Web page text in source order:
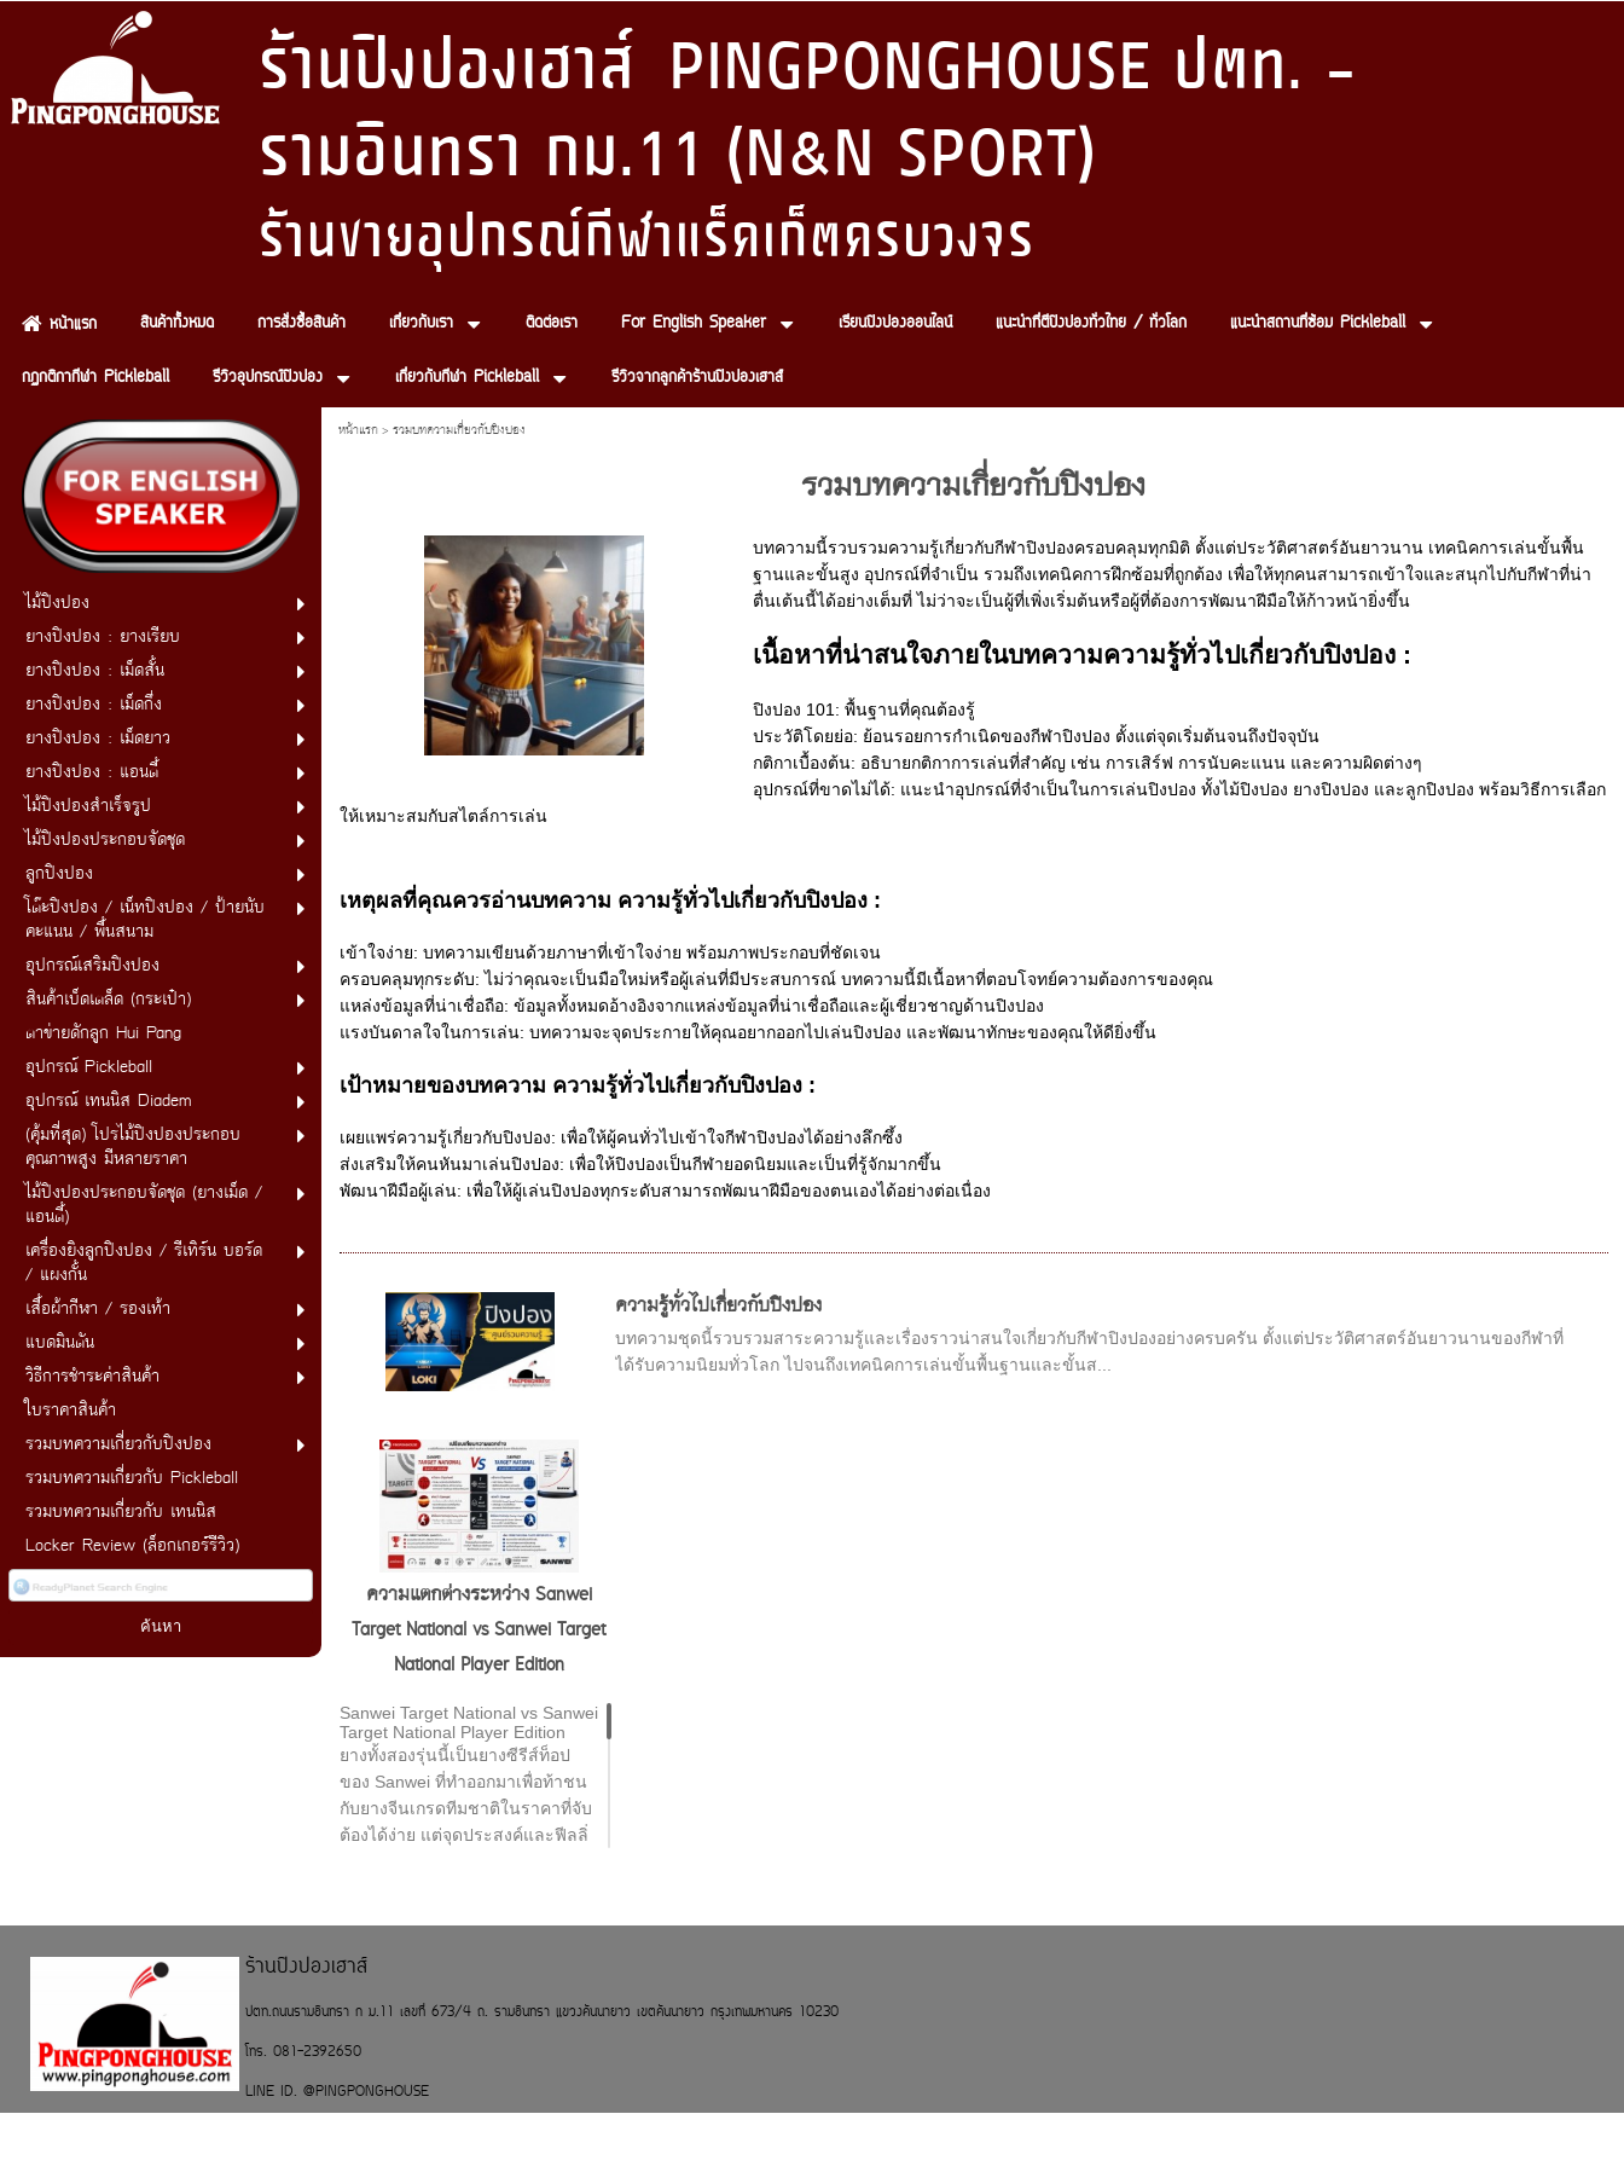
ร้านปิงปองเฮาส์ PINGPONGHOUSE ปตท. -
รามอินทรา กม.11 (N&N SPORT)
ร้านขายอุปกรณ์กีฬาแร็คเก็ตครบวงจร
หน้าแรก สินค้าทั้งหมด การสั่งซื้อสินค้า เกี่ยวกับเรา ติดต่อเรา For English Speaker เรียนปิงปองออนไลน์ แนะนำที่ตีปิงปองทั่วไทย / ทั่วโลก แนะนำสถานที่ซ้อม Pickleball
กฏกติกากีฬา Pickleball รีวิวอุปกรณ์ปิงปอง เกี่ยวกับกีฬา Pickleball รีวิวจากลูกค้าร้านปิงปองเฮาส์
ไม้ปิงปอง
ยางปิงปอง : ยางเรียบ
ยางปิงปอง : เม็ดสั้น
ยางปิงปอง : เม็ดกึ่ง
ยางปิงปอง : เม็ดยาว
ยางปิงปอง : แอนตี้
ไม้ปิงปองสำเร็จรูป
ไม้ปิงปองประกอบจัดชุด
ลูกปิงปอง
โต๊ะปิงปอง / เน็ทปิงปอง / ป้ายนับ
คะแนน / พื้นสนาม
อุปกรณ์เสริมปิงปอง
สินค้าเบ็ดเตล็ด (กระเป๋า)
ตาข่ายดักลูก Hui Pang
อุปกรณ์ Pickleball
อุปกรณ์ เทนนิส Diadem
(คุ้มที่สุด) โปรไม้ปิงปองประกอบ
คุณภาพสูง มีหลายราคา
ไม้ปิงปองประกอบจัดชุด (ยางเม็ด /
แอนตี้)
เครื่องยิงลูกปิงปอง / รีเทิร์น บอร์ด
/ แผงกั้น
เสื้อผ้ากีฬา / รองเท้า
แบดมินตัน
วิธีการชำระค่าสินค้า
ใบราคาสินค้า
รวมบทความเกี่ยวกับปิงปอง
รวมบทความเกี่ยวกับ Pickleball
รวมบทความเกี่ยวกับ เทนนิส
Locker Review (ล็อกเกอร์รีวิว)
หน้าแรก> รวมบทความเกี่ยวกับปิงปอง
รวมบทความเกี่ยวกับปิงปอง
บทความนี้รวบรวมความรู้เกี่ยวกับกีฬาปิงปองครอบคลุมทุกมิติ ตั้งแต่ประวัติศาสตร์อันยาวนาน เทคนิคการเล่นขั้นพื้น
ฐานและขั้นสูง อุปกรณ์ที่จำเป็น รวมถึงเทคนิคการฝึกซ้อมที่ถูกต้อง เพื่อให้ทุกคนสามารถเข้าใจและสนุกไปกับกีฬาที่น่า
ตื่นเต้นนี้ได้อย่างเต็มที่ ไม่ว่าจะเป็นผู้ที่เพิ่งเริ่มต้นหรือผู้ที่ต้องการพัฒนาฝีมือให้ก้าวหน้ายิ่งขึ้น
เนื้อหาที่น่าสนใจภายในบทความความรู้ทั่วไปเกี่ยวกับปิงปอง :
ปิงปอง 101: พื้นฐานที่คุณต้องรู้
ประวัติโดยย่อ: ย้อนรอยการกำเนิดของกีฬาปิงปอง ตั้งแต่จุดเริ่มต้นจนถึงปัจจุบัน
กติกาเบื้องต้น: อธิบายกติกาการเล่นที่สำคัญ เช่น การเสิร์ฟ การนับคะแนน และความผิดต่างๆ
อุปกรณ์ที่ขาดไม่ได้: แนะนำอุปกรณ์ที่จำเป็นในการเล่นปิงปอง ทั้งไม้ปิงปอง ยางปิงปอง และลูกปิงปอง พร้อมวิธีการเลือก
ให้เหมาะสมกับสไตล์การเล่น
เหตุผลที่คุณควรอ่านบทความ ความรู้ทั่วไปเกี่ยวกับปิงปอง :
เข้าใจง่าย: บทความเขียนด้วยภาษาที่เข้าใจง่าย พร้อมภาพประกอบที่ชัดเจน
ครอบคลุมทุกระดับ: ไม่ว่าคุณจะเป็นมือใหม่หรือผู้เล่นที่มีประสบการณ์ บทความนี้มีเนื้อหาที่ตอบโจทย์ความต้องการของคุณ
แหล่งข้อมูลที่น่าเชื่อถือ: ข้อมูลทั้งหมดอ้างอิงจากแหล่งข้อมูลที่น่าเชื่อถือและผู้เชี่ยวชาญด้านปิงปอง
แรงบันดาลใจในการเล่น: บทความจะจุดประกายให้คุณอยากออกไปเล่นปิงปอง และพัฒนาทักษะของคุณให้ดียิ่งขึ้น
เป้าหมายของบทความ ความรู้ทั่วไปเกี่ยวกับปิงปอง :
เผยแพร่ความรู้เกี่ยวกับปิงปอง: เพื่อให้ผู้คนทั่วไปเข้าใจกีฬาปิงปองได้อย่างลึกซึ้ง
ส่งเสริมให้คนหันมาเล่นปิงปอง: เพื่อให้ปิงปองเป็นกีฬายอดนิยมและเป็นที่รู้จักมากขึ้น
พัฒนาฝีมือผู้เล่น: เพื่อให้ผู้เล่นปิงปองทุกระดับสามารถพัฒนาฝีมือของตนเองได้อย่างต่อเนื่อง
ความรู้ทั่วไปเกี่ยวกับปิงปอง
บทความชุดนี้รวบรวมสาระความรู้และเรื่องราวน่าสนใจเกี่ยวกับกีฬาปิงปองอย่างครบครัน ตั้งแต่ประวัติศาสตร์อันยาวนานของกีฬาที่
ได้รับความนิยมทั่วโลก ไปจนถึงเทคนิคการเล่นขั้นพื้นฐานและขั้นส...
ความแตกต่างระหว่าง Sanwei
Target National vs Sanwei Target
National Player Edition
Sanwei Target National vs Sanwei
Target National Player Edition
ยางทั้งสองรุ่นนี้เป็นยางซีรีส์ท็อป
ของ Sanwei ที่ทำออกมาเพื่อท้าชน
กับยางจีนเกรดทีมชาติในราคาที่จับ
ต้องได้ง่าย แต่จุดประสงค์และฟีลลิ่
Target National (รุ่นปกติ/ซองเงิน):
หนึบสไตล์จีนดั้งเดิม) หน้าสัมผัสมี
ความเหนียวจับลูกได้นาน เน้นการ
หรือท็อปสปินแบบใช้แรงเสียดทาน
ร้านปิงปองเฮาส์
ปตท.ถนนรามอินทรา ก ม.11 เลขที่ 673/4 ถ. รามอินทรา แขวงคันนายาว เขตคันนายาว กรุงเทพมหานคร 10230
โทร. 081-2392650
LINE ID. @PINGPONGHOUSE